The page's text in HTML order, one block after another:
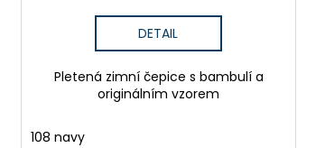
DETAIL
Pletená zimní čepice s bambulí a
originálním vzorem
108 navy